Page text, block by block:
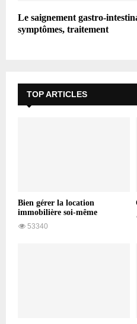
Le saignement gastro-
symptômes, traitement
TOP ARTICLES
Bien gérer la location
immobilière soi-même
53340